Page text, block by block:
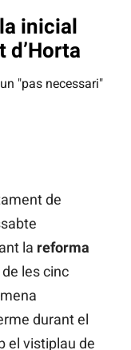
inicial
d’Horta
"pas necessari"
de
la reforma
de les cinc
durant el
el vistiplau de